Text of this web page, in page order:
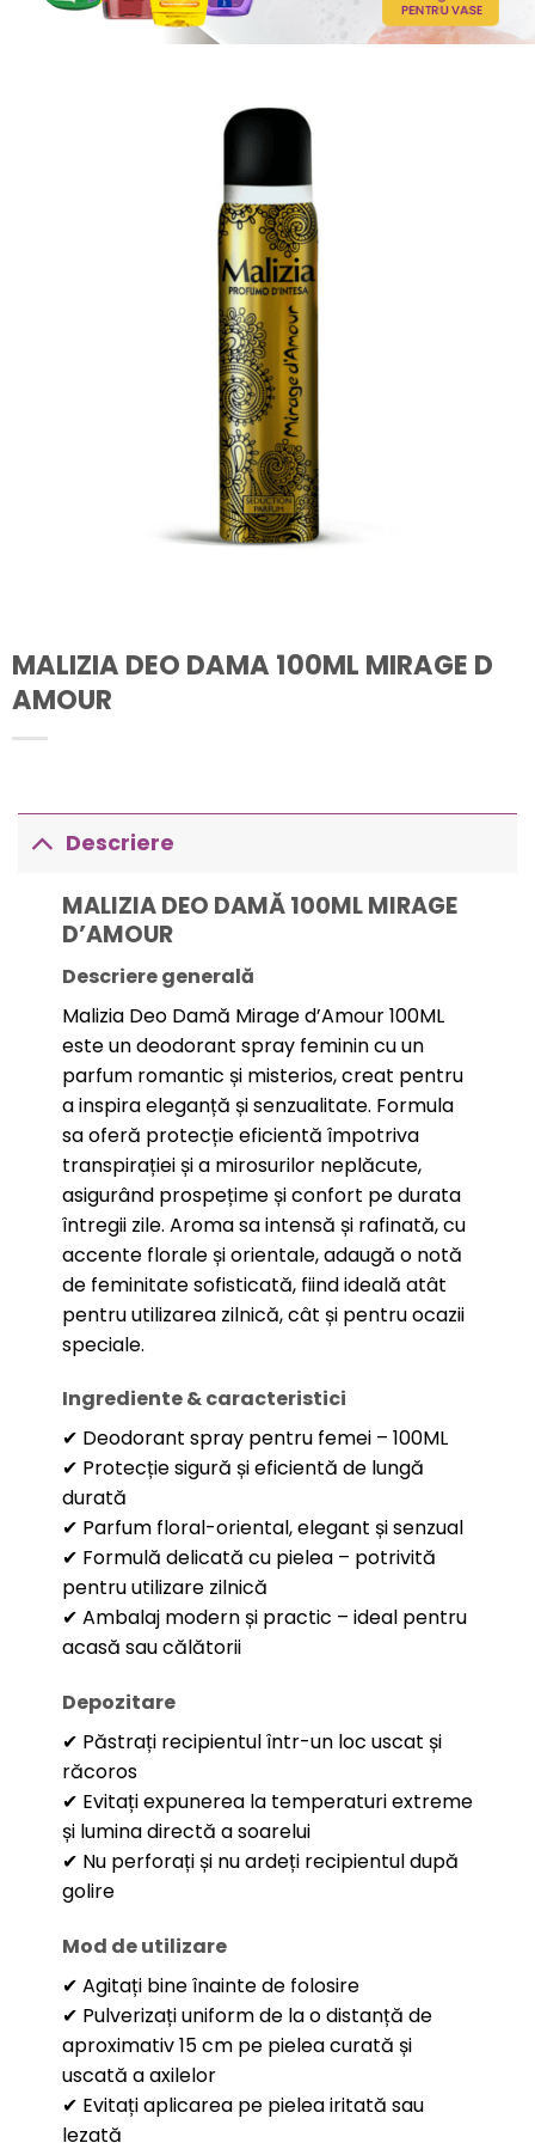
MALIZIA DEO DAMA 100ML MIRAGE D
AMOUR
Descriere
MALIZIA DEO DAMĂ 100ML MIRAGE
D’AMOUR
Descriere generală
Malizia Deo Damă Mirage d’Amour 100ML
este un deodorant spray feminin cu un
parfum romantic și misterios, creat pentru
a inspira eleganță și senzualitate. Formula
sa oferă protecție eficientă împotriva
transpirației și a mirosurilor neplăcute,
asigurând prospețime și confort pe durata
întregii zile. Aroma sa intensă și rafinată, cu
accente florale și orientale, adaugă o notă
de feminitate sofisticată, fiind ideală atât
pentru utilizarea zilnică, cât și pentru ocazii
speciale.
Ingrediente & caracteristici
✔ Deodorant spray pentru femei – 100ML
✔ Protecție sigură și eficientă de lungă
durată
✔ Parfum floral-oriental, elegant și senzual
✔ Formulă delicată cu pielea – potrivită
pentru utilizare zilnică
✔ Ambalaj modern și practic – ideal pentru
acasă sau călătorii
Depozitare
✔ Păstrați recipientul într-un loc uscat și
răcoros
✔ Evitați expunerea la temperaturi extreme
și lumina directă a soarelui
✔ Nu perforați și nu ardeți recipientul după
golire
Mod de utilizare
✔ Agitați bine înainte de folosire
✔ Pulverizați uniform de la o distanță de
aproximativ 15 cm pe pielea curată și
uscată a axilelor
✔ Evitați aplicarea pe pielea iritată sau
lezată